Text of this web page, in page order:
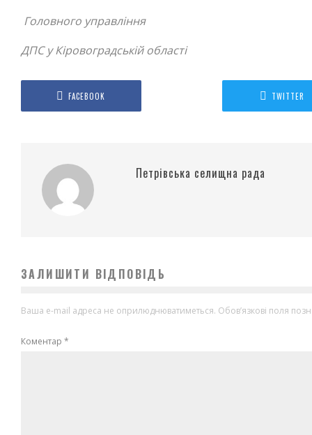
Головного управління
ДПС у Кіровоградській області
FACEBOOK TWITTER
Петрівська селищна рада
ЗАЛИШИТИ ВІДПОВІДЬ
Ваша e-mail адреса не оприлюднюватиметься. Обов’язкові поля
Коментар *